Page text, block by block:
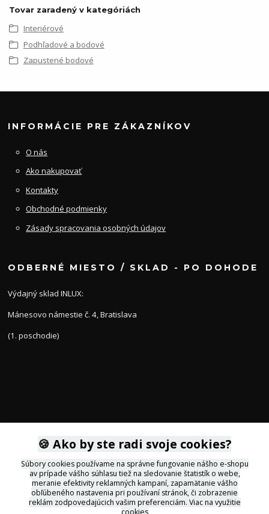
Tovar zaradený v kategóriách
Interiérové
Podhľadové a bodové
Zapustené bodové
INFORMÁCIE PRE ZÁKAZNÍKOV
O nás
Ako nakupovať
Kontakty
Obchodné podmienky
Zásady spracovania osobných údajov
ODBERNÉ MIESTO / SKLAD - PO DOHODE
Výdajný sklad INLUX:
Mánesovo námestie č. 4, Bratislava
(1. poschodie)
KONTAKTY
+421 905 564434
svietidla@inlux.sk
🍪 Ako by ste radi svoje cookies?
Súbory cookies používame na správne fungovanie nášho e-shopu
av prípade vášho súhlasu tiež na sledovanie štatistík o webe,
meranie efektivity reklamných kampaní, zapamätanie vášho
obľúbeného nastavenia pri používaní stránok, či zobrazenie
reklám zodpovedajúcich vašim preferenciám. Viac na využitie
cookies